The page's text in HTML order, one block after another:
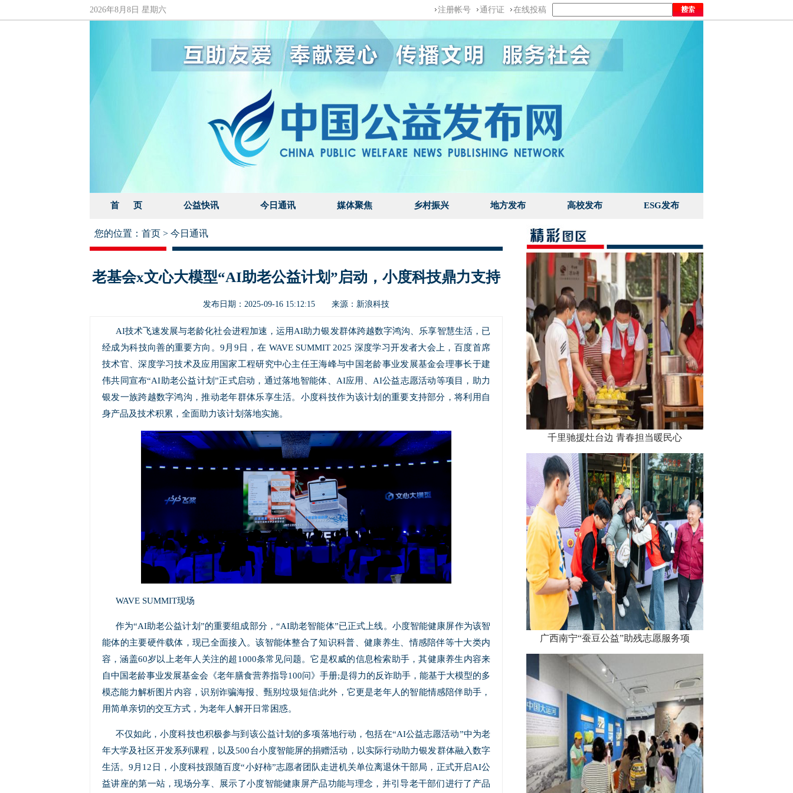
2026年8月8日 星期六 注册帐号 通行证 在线投稿
首 页 公益快讯 今日通讯 媒体聚焦 乡村振兴 地方发布 高校发布 ESG发布
您的位置： 首页 > 今日通讯
老基会x文心大模型“AI助老公益计划”启动，小度科技鼎力支持
发布日期：2025-09-16 15:12:15 来源： 新浪科技
AI技术飞速发展与老龄化社会进程加速，运用AI助力银发群体跨越数字鸿沟、乐享智慧生活，已
经成为科技向善的重要方向。9月9日，在 WAVE SUMMIT 2025 深度学习开发者大会上，百度首席
技术官、深度学习技术及应用国家工程研究中心主任王海峰与中国老龄事业发展基金会理事长于建
伟共同宣布“AI助老公益计划”正式启动，通过落地智能体、AI应用、AI公益志愿活动等项目，助力
银发一族跨越数字鸿沟，推动老年群体乐享生活。小度科技作为该计划的重要支持部分，将利用自
身产品及技术积累，全面助力该计划落地实施。
WAVE SUMMIT现场
作为“AI助老公益计划”的重要组成部分，“AI助老智能体”已正式上线。小度智能健康屏作为该智
能体的主要硬件载体，现已全面接入。该智能体整合了知识科普、健康养生、情感陪伴等十大类内
容，涵盖60岁以上老年人关注的超1000条常见问题。它是权威的信息检索助手，其健康养生内容来
自中国老龄事业发展基金会《老年膳食营养指导100问》手册;是得力的反诈助手，能基于大模型的多
模态能力解析图片内容，识别诈骗海报、甄别垃圾短信;此外，它更是老年人的智能情感陪伴助手，
用简单亲切的交互方式，为老年人解开日常困惑。
不仅如此，小度科技也积极参与到该公益计划的多项落地行动，包括在“AI公益志愿活动”中为老
年大学及社区开发系列课程，以及500台小度智能屏的捐赠活动，以实际行动助力银发群体融入数字
生活。9月12日，小度科技跟随百度“小好柿”志愿者团队走进机关单位离退休干部局，正式开启AI公
益讲座的第一站，现场分享、展示了小度智能健康屏产品功能与理念，并引导老干部们进行了产品
千里驰援灶台边 青春担当暖民心
广西南宁“蚕豆公益”助残志愿服务项